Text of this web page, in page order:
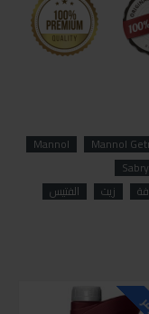
Mannol
Mannol
زيت
الفتيس